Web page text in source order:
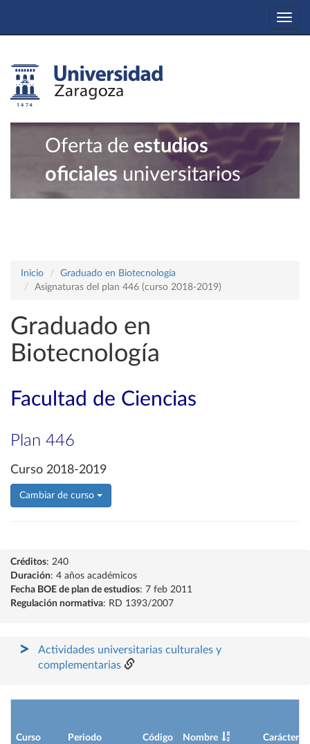
Oferta de estudios
oficiales universitarios
Inicio
Graduado en Biotecnología
Asignaturas del plan 446 (curso 2018-2019)
Graduado en
Biotecnología
Facultad de Ciencias
Plan 446
Curso 2018-2019
Cambiar de curso
Créditos: 240
Duración: 4 años académicos
Fecha BOE de plan de estudios: 7 feb 2011
Regulación normativa: RD 1393/2007
Actividades universitarias culturales y
complementarias
Curso Periodo Código Nombre Carácter